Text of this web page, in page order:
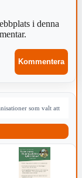
i denna
som valt att